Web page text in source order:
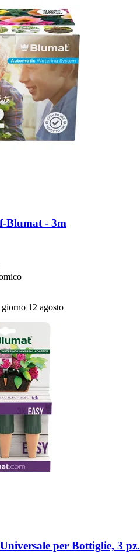
​Blumat -​ 3m
12 agosto
per Bottiglie, 3 pz.